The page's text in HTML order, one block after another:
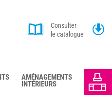
Consulter
le catalogue
AMÉNAGEMENTS
INTÉRIEURS